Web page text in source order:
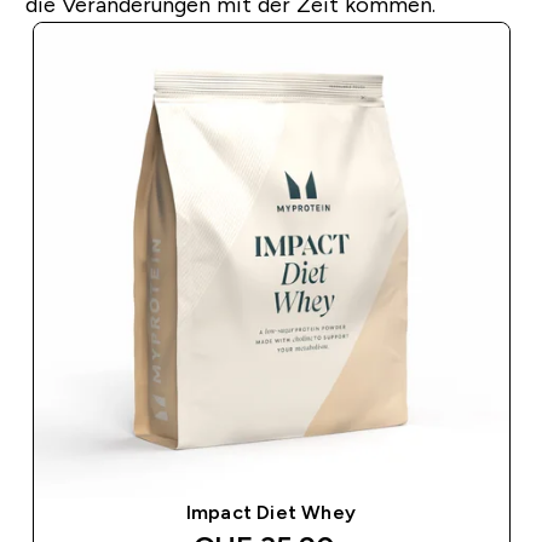
Impact Diet Whey